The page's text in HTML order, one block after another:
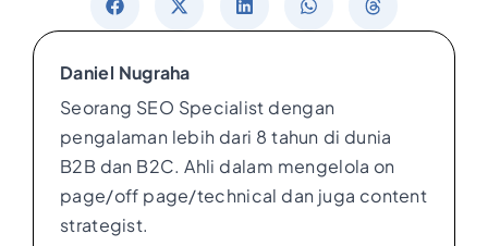
Daniel Nugraha
Seorang SEO Specialist dengan
pengalaman lebih dari 8 tahun di dunia
B2B dan B2C. Ahli dalam mengelola on
page/off page/technical dan juga content
strategist.